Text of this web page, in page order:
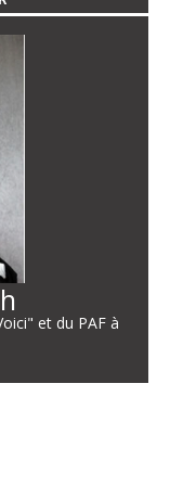
et du PAF à